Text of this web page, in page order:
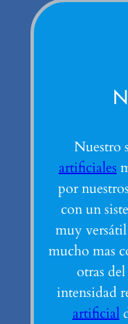
Nuestro
artificiales
por
con un
muy
mucho mas
otras
intensidad
artificial